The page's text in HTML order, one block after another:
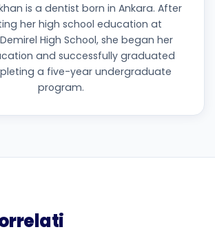
is a dentist born in Ankara. After
her high school education at
High School, she began her
and successfully graduated
a five-year undergraduate
program.